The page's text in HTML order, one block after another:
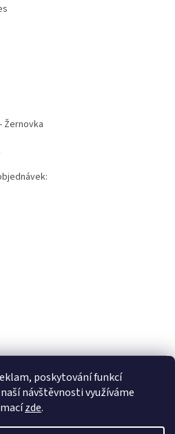
poskytování funkcí
návštěvnosti využíváme
zde.
Žernovka
HLEDAT